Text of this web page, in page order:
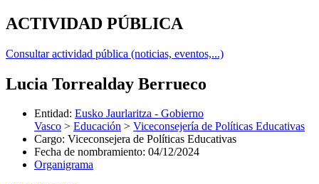
ACTIVIDAD PÚBLICA
Consultar actividad pública (noticias, eventos,...)
Lucia Torrealday Berrueco
Entidad: Eusko Jaurlaritza - Gobierno
Vasco > Educación > Viceconsejería de Políticas Educativas
Cargo: Viceconsejera de Políticas Educativas
Fecha de nombramiento: 04/12/2024
Organigrama